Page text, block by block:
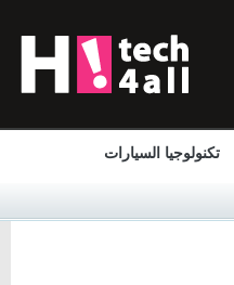
تكنولوجيا السيارات